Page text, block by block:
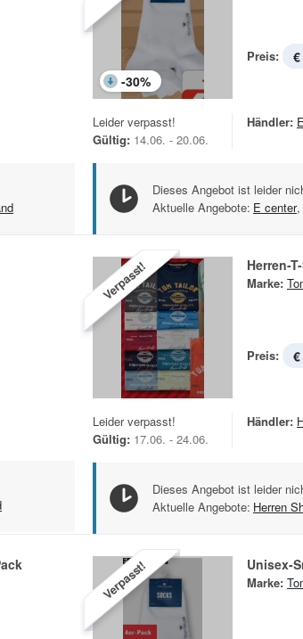
-30%
Preis:
Leider verpasst!
Gültig: 14.06. - 20.06.
Händler:
Dieses Angebot ist leider
Aktuelle Angebote: E center,
Verpasst! Herren-
Marke:
Preis:
Leider verpasst!
Gültig: 17.06. - 24.06.
Händler:
Dieses Angebot ist leider
Aktuelle Angebote: Herren
Verpasst! Unisex-
Marke: